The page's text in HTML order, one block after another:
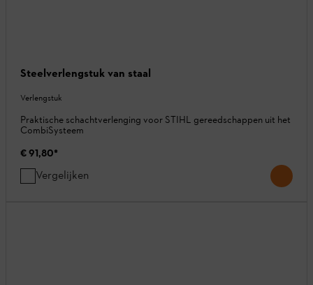
Steelverlengstuk van staal
Verlengstuk
Praktische schachtverlenging voor STIHL gereedschappen uit het
CombiSysteem
€ 91,80*
Vergelijken